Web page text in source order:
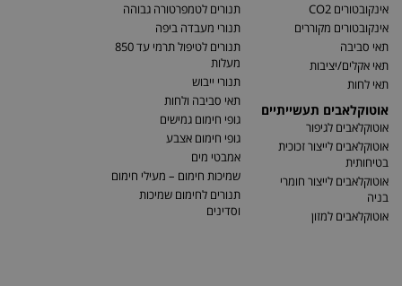
אינקובטורים CO2
אינקובטורים מקוררים
תאי סביבה
תאי אקלים/יציבות
תאי לחות
אוטוקלאבים תעשייתיים
אוטוקלאבים לגיפור
אוטוקלאבים לייצור זכוכית
בטיחותית
אוטוקלאבים לייצור חומרי
בניה
אוטוקלאבים למזון
תנורים לטמפרטורה גבוהה
תנורי מעבדה ביפה
תנורים לטיפול תרמי עד 850
מעלות
תנורי ייבוש
תאי סביבה ולחות
גופי חימום גמישים
גופי חימום אצבע
אמבטי מים
שמיכות חימום – מעילי חימום
תנורים לחימום שמיכות
וסדינים